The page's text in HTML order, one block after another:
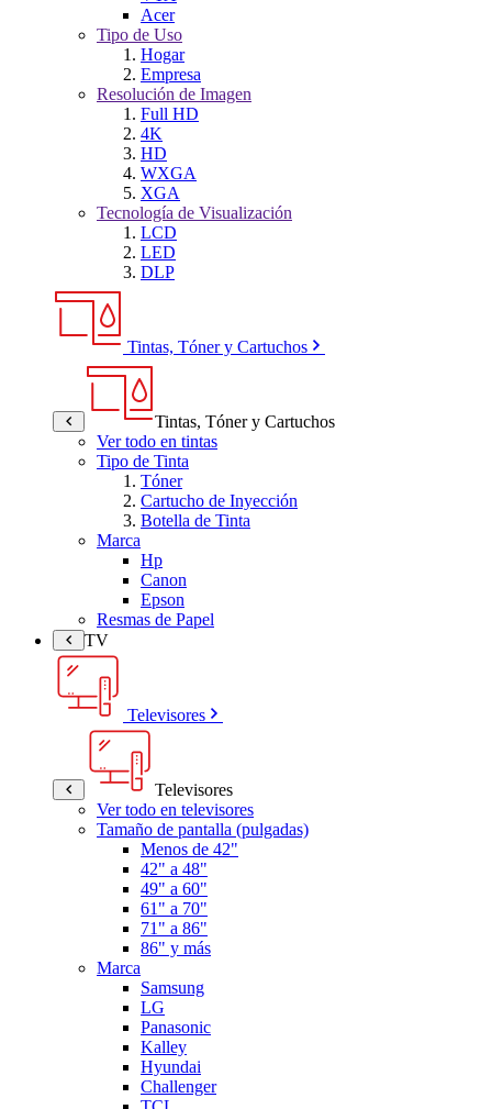
Acer
Tipo de Uso
Hogar
Empresa
Resolución de Imagen
Full HD
4K
HD
WXGA
XGA
Tecnología de Visualización
LCD
LED
DLP
Tintas, Tóner y Cartuchos
Tintas, Tóner y Cartuchos
Ver todo en tintas
Tipo de Tinta
Tóner
Cartucho de Inyección
Botella de Tinta
Marca
Hp
Canon
Epson
Resmas de Papel
TV
Televisores
Televisores
Ver todo en televisores
Tamaño de pantalla (pulgadas)
Menos de 42"
42" a 48"
49" a 60"
61" a 70"
71" a 86"
86" y más
Marca
Samsung
LG
Panasonic
Kalley
Hyundai
Challenger